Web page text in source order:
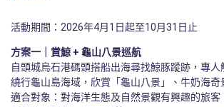
活動期間：2026年4月1日起至10月31日止
方案一｜賞鯨 + 龜山八景巡航
自頭城烏石港碼頭搭船出海尋找鯨豚蹤跡，專人
繞行龜山島海域，欣賞「龜山八景」、牛奶海奇
適合對象：對海洋生態及自然景觀有興趣的旅客